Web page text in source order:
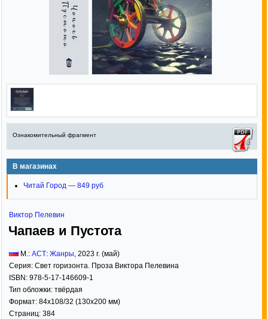
Ознакомительный фрагмент
В магазинах
Читай Город — 849 руб
Виктор Пелевин
Чапаев и Пустота
М.: АСТ: Жанры 2023 г. (май)
Серия: Свет горизонта. Проза Виктора Пелевина
ISBN: 978-5-17-146609-1
Тип обложки: твёрдая
Формат: 84x108/32 (130x200 мм)
Страниц: 384